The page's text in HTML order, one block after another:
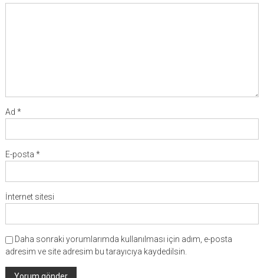
Ad *
E-posta *
İnternet sitesi
Daha sonraki yorumlarımda kullanılması için adım, e-posta
adresim ve site adresim bu tarayıcıya kaydedilsin.